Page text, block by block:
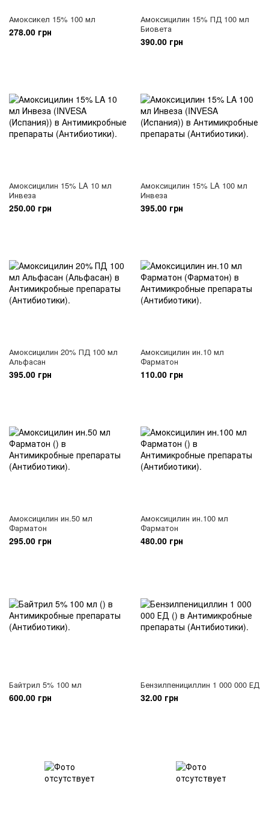
Амоксикел 15% 100 мл
278.00 грн
Амоксицилин 15% ПД 100 мл
Биовета
390.00 грн
Амоксицилин 15% LA 10 мл
Инвеза
250.00 грн
Амоксицилин 15% LA 100 мл
Инвеза
395.00 грн
Амоксицилин 20% ПД 100 мл
Альфасан
395.00 грн
Амоксицилин ин.10 мл
Фарматон
110.00 грн
Амоксицилин ин.50 мл
Фарматон
295.00 грн
Амоксицилин ин.100 мл
Фарматон
480.00 грн
Байтрил 5% 100 мл
600.00 грн
Бензилпенициллин 1 000 000 ЕД
32.00 грн